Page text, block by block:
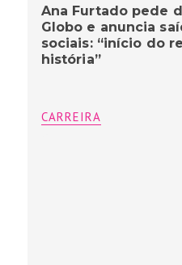
Ana Furtado pede
Globo e anuncia
sociais: “início do
história”
CARREIRA